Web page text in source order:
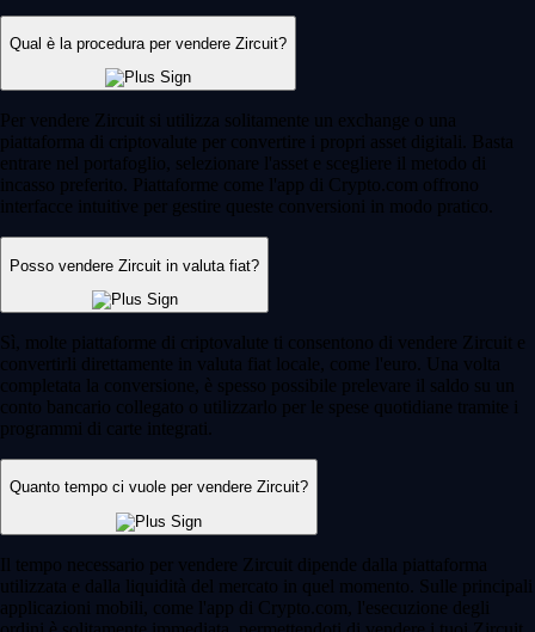
Qual è la procedura per vendere Zircuit?
Per vendere Zircuit si utilizza solitamente un exchange o una
piattaforma di criptovalute per convertire i propri asset digitali. Basta
entrare nel portafoglio, selezionare l'asset e scegliere il metodo di
incasso preferito. Piattaforme come l'app di Crypto.com offrono
interfacce intuitive per gestire queste conversioni in modo pratico.
Posso vendere Zircuit in valuta fiat?
Sì, molte piattaforme di criptovalute ti consentono di vendere Zircuit e
convertirli direttamente in valuta fiat locale, come l'euro. Una volta
completata la conversione, è spesso possibile prelevare il saldo su un
conto bancario collegato o utilizzarlo per le spese quotidiane tramite i
programmi di carte integrati.
Quanto tempo ci vuole per vendere Zircuit?
Il tempo necessario per vendere Zircuit dipende dalla piattaforma
utilizzata e dalla liquidità del mercato in quel momento. Sulle principali
applicazioni mobili, come l'app di Crypto.com, l'esecuzione degli